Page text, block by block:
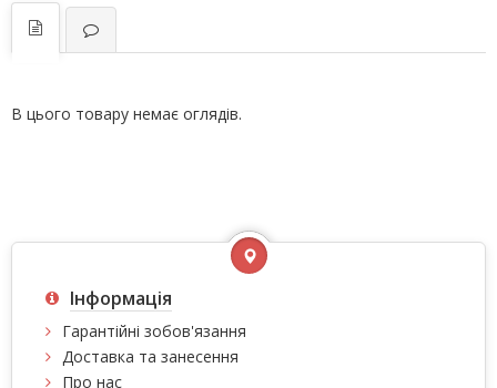
В цього товару немає оглядів.
Інформація
Гарантійні зобов'язання
Доставка та занесення
Про нас